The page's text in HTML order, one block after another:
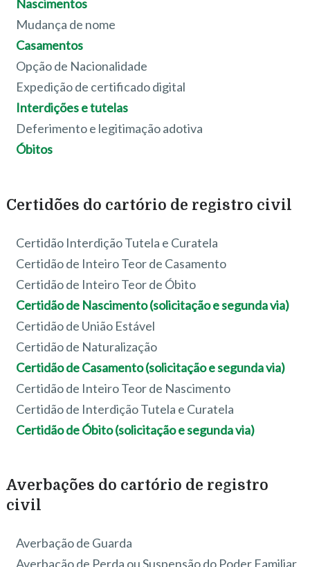
Nascimentos
Mudança de nome
Casamentos
Opção de Nacionalidade
Expedição de certificado digital
Interdições e tutelas
Deferimento e legitimação adotiva
Óbitos
Certidões do cartório de registro civil
Certidão Interdição Tutela e Curatela
Certidão de Inteiro Teor de Casamento
Certidão de Inteiro Teor de Óbito
Certidão de Nascimento (solicitação e segunda via)
Certidão de União Estável
Certidão de Naturalização
Certidão de Casamento (solicitação e segunda via)
Certidão de Inteiro Teor de Nascimento
Certidão de Interdição Tutela e Curatela
Certidão de Óbito (solicitação e segunda via)
Averbações do cartório de registro
civil
Averbação de Guarda
Averbação de Perda ou Suspensão do Poder Familiar